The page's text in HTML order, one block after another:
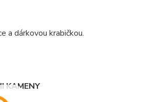
a dárkovou krabičkou.
KAMENY